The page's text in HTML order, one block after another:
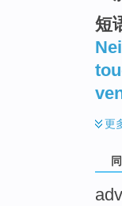
短
更